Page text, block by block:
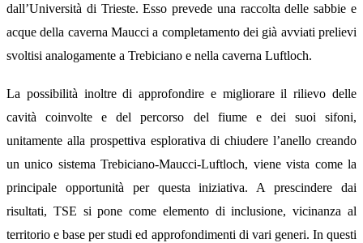
dall’Università di Trieste. Esso prevede una raccolta delle sabbie e
acque della caverna Maucci a completamento dei già avviati prelievi
svoltisi analogamente a Trebiciano e nella caverna Luftloch.
La possibilità inoltre di approfondire e migliorare il rilievo delle
cavità coinvolte e del percorso del fiume e dei suoi sifoni,
unitamente alla prospettiva esplorativa di chiudere l’anello creando
un unico sistema Trebiciano-Maucci-Luftloch, viene vista come la
principale opportunità per questa iniziativa. A prescindere dai
risultati, TSE si pone come elemento di inclusione, vicinanza al
territorio e base per studi ed approfondimenti di vari generi. In questi